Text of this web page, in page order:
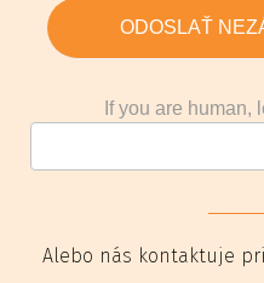
ODOSLAŤ
If you are human,
Alebo nás kontaktuje